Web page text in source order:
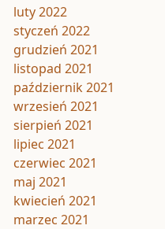
luty 2022
styczeń 2022
grudzień 2021
listopad 2021
październik 2021
wrzesień 2021
sierpień 2021
lipiec 2021
czerwiec 2021
maj 2021
kwiecień 2021
marzec 2021